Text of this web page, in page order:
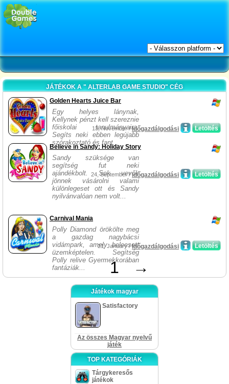
JÁTÉKOK A " ALTERLAB GAME STUDIO" CÉG
Golden Hearts Juice Bar
Egy helyes lánynak,
Kellynek pénzt kell szereznie
főiskolai tanulmányaira.
Segíts neki ebben legújabb
szórakoztató és fant...
Letöltés
13, November /Időgazdálgodási
Believe in Sandy: Holiday Story
Sandy szüksége van
segítség fut neki
ajándékbolt. Sok vevők
jönnek vásárolni valami
különlegeset ott és Sandy
nyilvánvalóan nem volt...
Letöltés
24, September /Időgazdálgodási
Carnival Mania
Polly Diamond örökölte meg
a gazdag nagybácsi
vidámpark, amely beleesett
üzemképtelen. Segítség
Polly relive Gyermekkorában
fantáziák...
Letöltés
21, January /Időgazdálgodási
1 →
Játékok magyar
Satisfactory
Az összes Magyar nyelvű
játék
TOP KATEGÓRIÁK
Tárgykeresős
játékok